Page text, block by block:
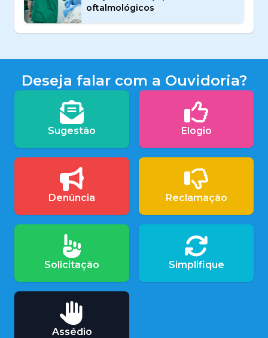
oftalmológicos
Deseja falar com a Ouvidoria?
Sugestão Elogio
Denúncia Reclamação
Solicitação Simplifique
Assédio